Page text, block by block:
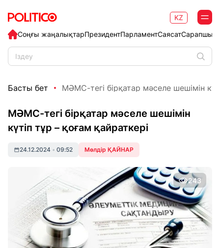
Соңғы жаңалықтарПрезидентПарламентСаясат
KZ
Басты бет МӘМС-тегі бірқатар мәселе шешімін
МӘМС-тегі бірқатар мәселе шешімін
күтіп тұр – қоғам қайраткері
24.12.2024 • 09:52 Мөлдір ҚАЙНАР
243